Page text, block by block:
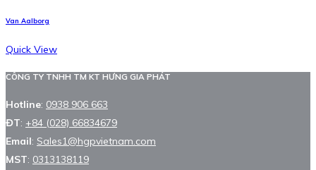
Van Aalborg
Quick View
CÔNG TY TNHH TM KT HƯNG GIA PHÁT
Hotline: 0938 906 663
ĐT: +84 (028) 66834679
Email: Sales1@hgpvietnam.com
MST: 0313138119